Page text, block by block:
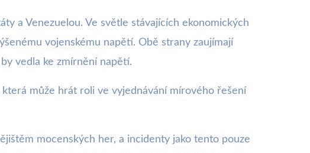
a Venezuelou. Ve světle stávajících ekonomických
vojenskému napětí. Obě strany zaujímají
vedla ke zmírnění napětí.
může hrát roli ve vyjednávání mírového řešení
mocenských her, a incidenty jako tento pouze